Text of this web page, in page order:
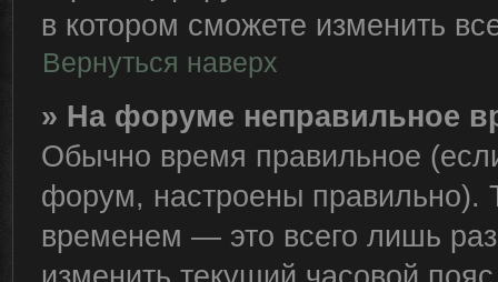
в котором сможете изменить
Вернуться наверх
» На форуме неправильное
Обычно время правильное
форум, настроены правильно).
временем — это всего лишь